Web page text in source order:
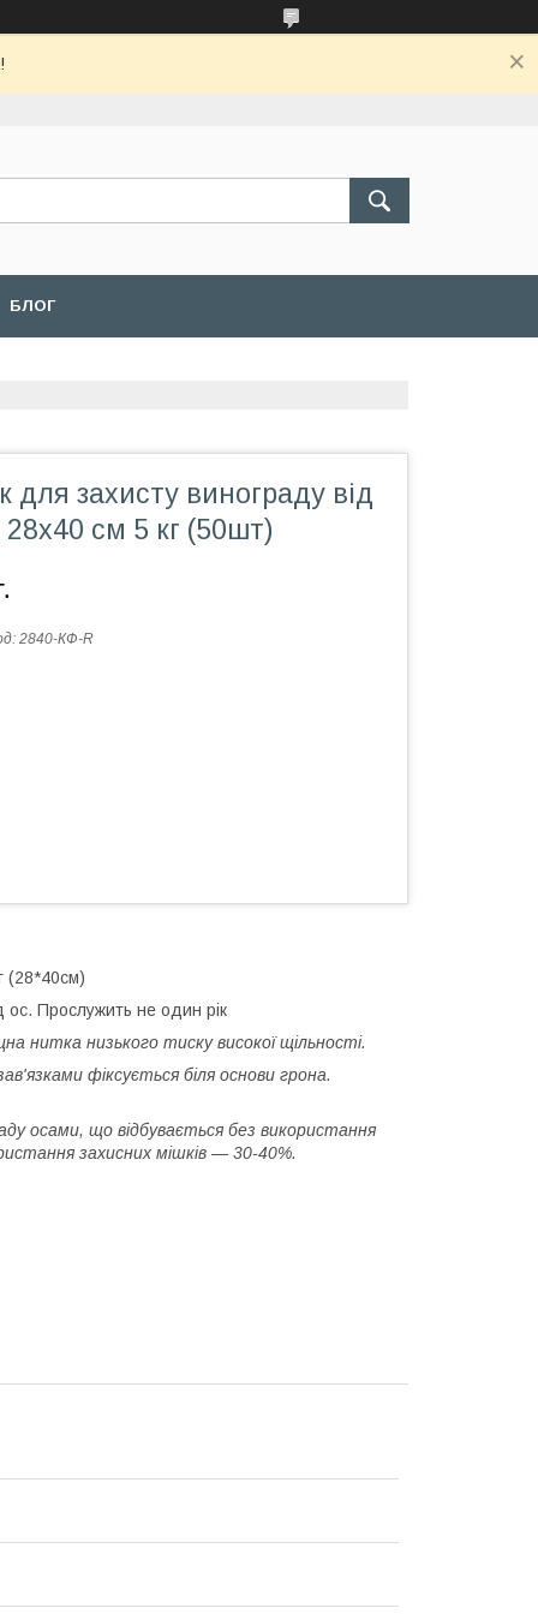
БЛОГ
для захисту винограду від
см 5 кг (50шт)
2840-КФ-R
(28*40см)
ос. Прослужить не один рік
нитка низького тиску високої щільності.
фіксується біля основи грона.
осами, що відбувається без використання
захисних мішків — 30-40%.